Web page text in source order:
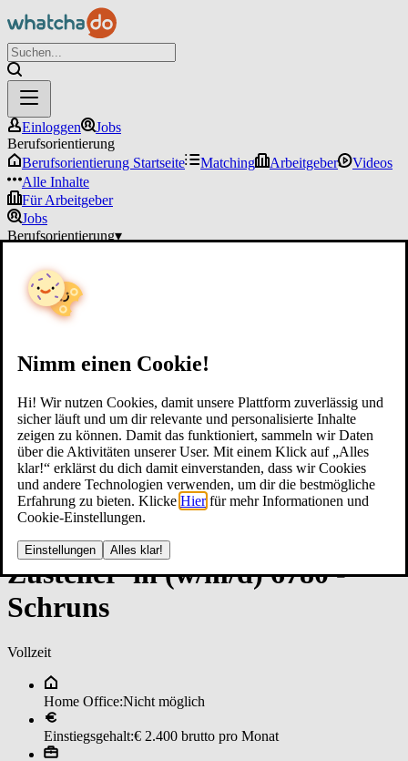
Nimm einen Cookie!
Hi! Wir nutzen Cookies, damit unsere Plattform zuverlässig und
sicher läuft und um dir relevante und personalisierte Inhalte
zeigen zu können. Damit das funktioniert, sammeln wir Daten
über die Aktivitäten unserer User. Mit einem Klick auf „Alles
klar!“ erklärst du dich damit einverstanden, dass wir Cookies
und andere Technologien verwenden, um dir die bestmögliche
Erfahrung zu bieten. Klicke Hier für mehr Informationen und
Cookie-Einstellungen.
Einstellungen Alles klar!
Einloggen
Jobs
Berufsorientierung
Berufsorientierung Startseite
Matching Arbeitgeber
Videos
Alle Inhalte
Für Arbeitgeber
Jobs
Berufsorientierung▾
Zu­stel­ler*in (w/m/d) 6780 ­
Schruns
Vollzeit
Home Office:Nicht möglich
Einstiegsgehalt:€ 2.400 brutto pro Monat